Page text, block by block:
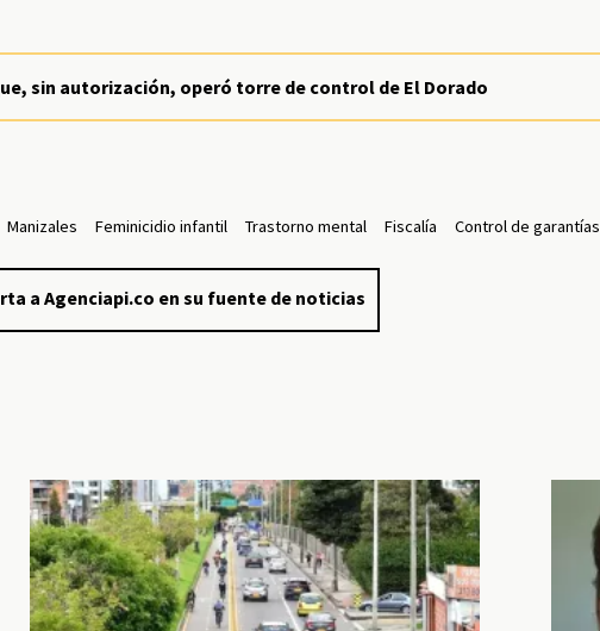
sin autorización, operó torre de control de El Dorado
Manizales Feminicidio infantil Trastorno mental Fiscalía Control de garantías
a Agenciapi.co en su fuente de noticias